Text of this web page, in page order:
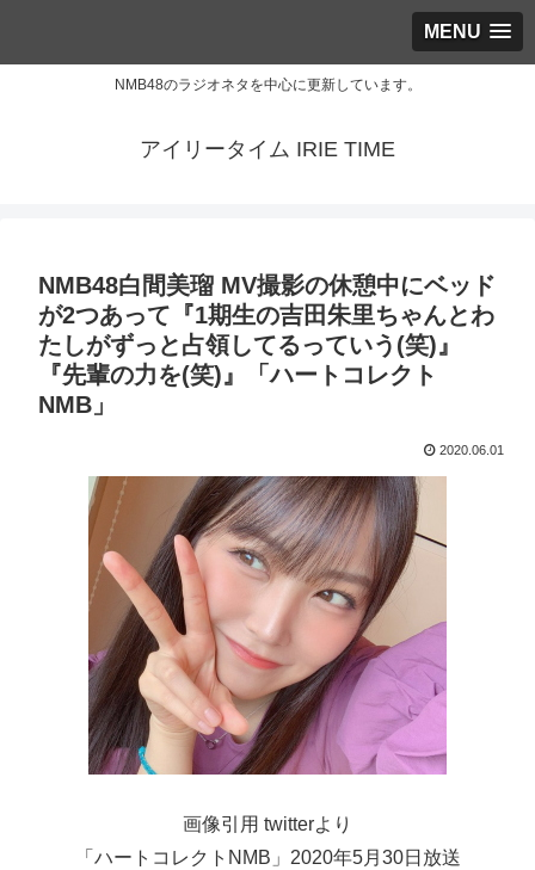
MENU
NMB48のラジオネタを中心に更新しています。
アイリータイム IRIE TIME
NMB48白間美瑠 MV撮影の休憩中にベッド
が2つあって『1期生の吉田朱里ちゃんとわ
たしがずっと占領してるっていう(笑)』
『先輩の力を(笑)』「ハートコレクト
NMB」
2020.06.01
画像引用 twitterより
「ハートコレクトNMB」2020年5月30日放送